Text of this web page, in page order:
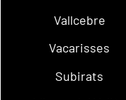
Vallcebre
Vacarisses
Subirats